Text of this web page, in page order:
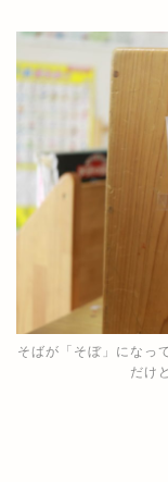
そばが「そぼ」になっ
だけ